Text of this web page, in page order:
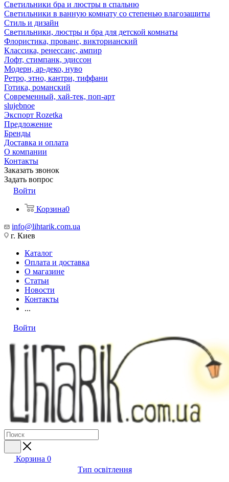
Светильники бра и люстры в спальню
Светильники в ванную комнату со степенью влагозащиты
Стиль и дизайн
Светильники, люстры и бра для детской комнаты
Флористика, прованс, викторианский
Классика, ренессанс, ампир
Лофт, стимпанк, эдиссон
Модерн, ар-деко, нуво
Ретро, этно, кантри, тиффани
Готика, романский
Современный, хай-тек, поп-арт
slujebnoe
Экспорт Rozetka
Предложение
Бренды
Доставка и оплата
О компании
Контакты
Заказать звонок
Задать вопрос
Войти
Корзина0
info@lihtarik.com.ua
г. Киев
Каталог
Оплата и доставка
О магазине
Статьи
Новости
Контакты
...
Войти
Корзина 0
Тип освітлення